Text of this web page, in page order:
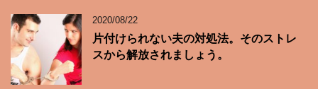
2020/08/22
片付けられない夫の対処法。そのストレ
スから解放されましょう。